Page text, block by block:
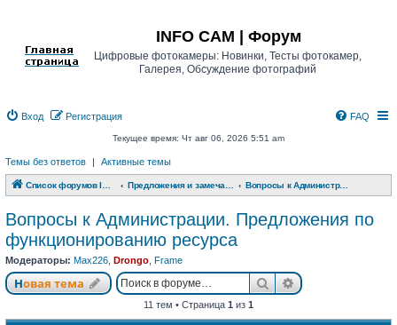
INFO CAM | Форум
Цифровые фотокамеры: Новинки, Тесты фотокамер,
Галерея, Обсуждение фотографий
Вход Регистрация FAQ
Текущее время: Чт авг 06, 2026 5:51 am
Темы без ответов | Активные темы
Список форумов INFO CAM | Форум Вопросы к Администрации. Предложения по функционированию ресурса
Вопросы к Администрации. Предложения по
функционированию ресурса
Модераторы: Max226 Drongo Frame
Новая тема
Новая тема ПоискРасширенный
11 тем • Страница 1 из 1